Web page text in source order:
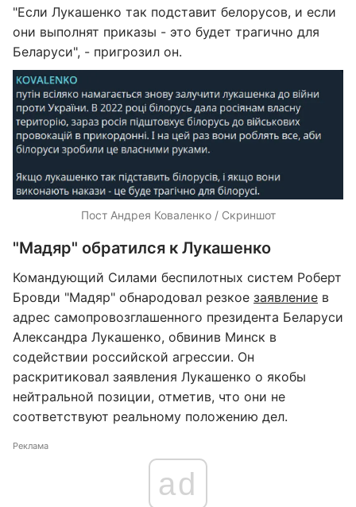
"Если Лукашенко так подставит белорусов, и если
они выполнят приказы - это будет трагично для
Беларуси", - пригрозил он.
Пост Андрея Коваленко / Скриншот
"Мадяр" обратился к Лукашенко
Командующий Силами беспилотных систем Роберт
Бровди "Мадяр" обнародовал резкое заявление в
адрес самопровозглашенного президента Беларуси
Александра Лукашенко, обвинив Минск в
содействии российской агрессии. Он
раскритиковал заявления Лукашенко о якобы
нейтральной позиции, отметив, что они не
соответствуют реальному положению дел.
Реклама
ad